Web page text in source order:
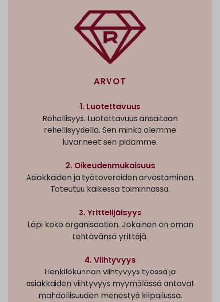
ARVOT
1. Luotettavuus
Rehellisyys. Luotettavuus ansaitaan
rehellisyydellä. Sen minkä olemme
luvanneet sen pidämme.
2. Oikeudenmukaisuus
Asiakkaiden ja työtovereiden arvostaminen.
Toteutuu kaikessa toiminnassa.
3. Yrittelijäisyys
Läpi koko organisaation. Jokainen on oman
tehtävänsä yrittäjä.
4. Viihtyvyys
Henkilökunnan viihtyvyys työssä ja
asiakkaiden viihtyvyys myymälässä antavat
mahdollisuuden menestyä kilpailussa.